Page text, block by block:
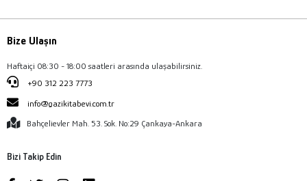
Bize Ulaşın
Haftaiçi 08:30 - 18:00 saatleri arasında ulaşabilirsiniz.
+90 312 223 7773
info@gazikitabevi.com.tr
Bahçelievler Mah. 53. Sok. No:29 Çankaya-Ankara
Bizi Takip Edin